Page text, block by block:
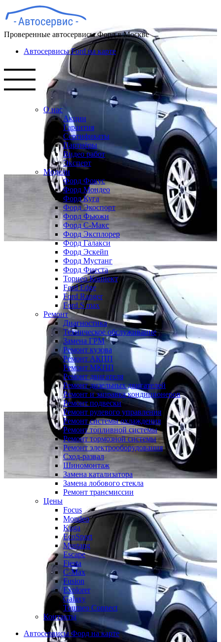
Проверенные автосервисы Форд в Москве
Автосервисы Ford на карте
О нас
Акции
Гарантия
Сертификаты
Партнёры
Видео работ
Эксперт
Модели
Форд Фокус
Форд Мондео
Форд Куга
Форд Экоспорт
Форд Фьюжн
Форд С-Макс
Форд Эксплорер
Форд Галакси
Форд Эскейп
Форд Мустанг
Форд Фиеста
Торнео Коннект
Ford Edge
Ford Ranger
Ford S max
Ремонт
Диагностика
Техническое обслуживание
Замена ГРМ
Ремонт кузова
Ремонт АКПП
Ремонт МКПП
Ремонт двигателя
Ремонт дизельных двигателей
Ремонт и заправка кондиционеров
Ремонт подвески
Ремонт рулевого управления
Ремонт системы охлаждения
Ремонт топливной системы
Ремонт тормозной системы
Ремонт электрооборудования
Сход-развал
Шиномонтаж
Замена катализатора
Замена лобового стекла
Ремонт трансмиссии
Цены
Focus
Mondeo
Kuga
EcoSport
Mustang
Escape
Fiesta
C-Max
Fusion
Explorer
Galaxy
Tourneo Connect
Контакты
Автосервисы Форд на карте